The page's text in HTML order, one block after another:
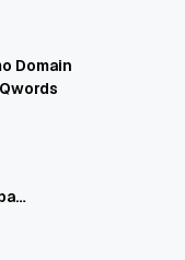
Domain